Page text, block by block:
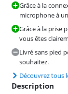
Grâce à la
microphone à
Grâce à la prise
vous êtes
Livré sans pied
souhaitez.
Découvrez tous
Description